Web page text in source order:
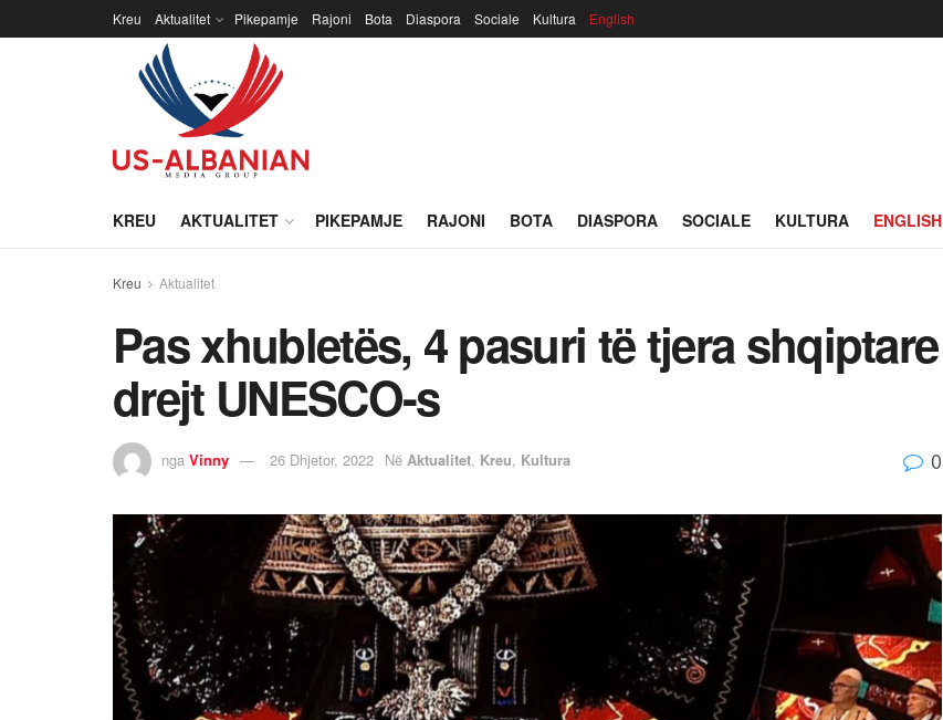
Kreu Aktualitet Pikepamje Rajoni Bota Diaspora Sociale Kultura English
KREU AKTUALITET PIKEPAMJE RAJONI BOTA DIASPORA SOCIALE KULTURA ENGLISH
Kreu Aktualitet
Pas xhubletës, 4 pasuri të tjera shqiptare
drejt UNESCO-s
nga Vinny 26 Dhjetor, 2022 Në Aktualitet, Kreu, Kultura 0